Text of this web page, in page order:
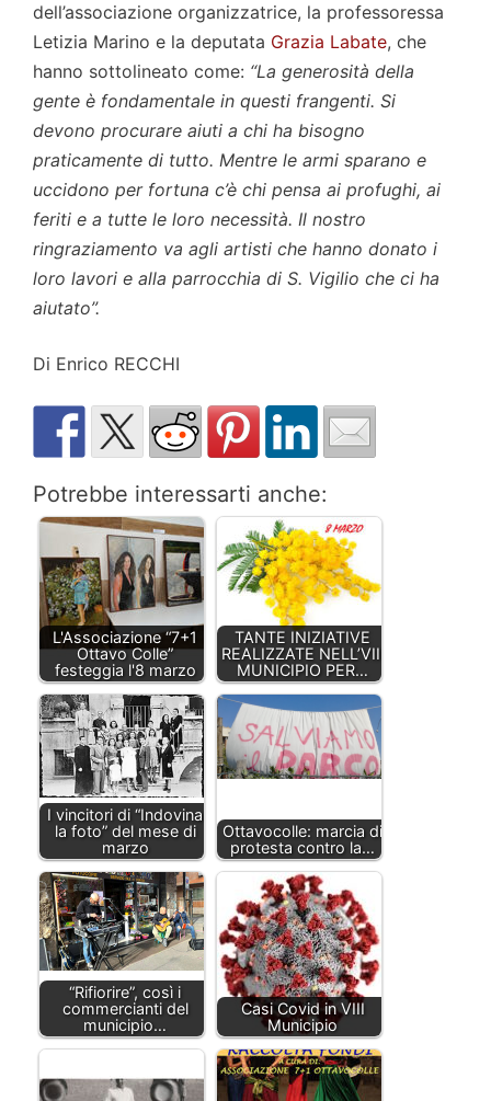
dell’associazione organizzatrice, la professoressa
Letizia Marino e la deputata Grazia Labate, che
hanno sottolineato come: “La generosità della
gente è fondamentale in questi frangenti. Si
devono procurare aiuti a chi ha bisogno
praticamente di tutto. Mentre le armi sparano e
uccidono per fortuna c’è chi pensa ai profughi, ai
feriti e a tutte le loro necessità. Il nostro
ringraziamento va agli artisti che hanno donato i
loro lavori e alla parrocchia di S. Vigilio che ci ha
aiutato”.
Di Enrico RECCHI
Potrebbe interessarti anche:
L'Associazione “7+1
Ottavo Colle”
festeggia l'8 marzo
TANTE INIZIATIVE
REALIZZATE NELL’VIII
MUNICIPIO PER…
I vincitori di “Indovina
la foto” del mese di
marzo
Ottavocolle: marcia di
protesta contro la…
“Rifiorire”, così i
commercianti del
municipio…
Casi Covid in VIII
Municipio